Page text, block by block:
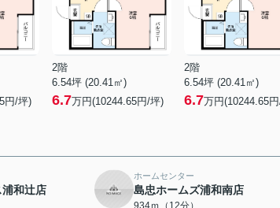
円/坪)
2階
6.54坪 (20.41㎡)
6.7万円(10244.65円/坪)
2階
6.54坪 (20.41㎡)
6.7万円(10244.65
浦和辻店
ホームセンター
島忠ホームズ浦和南店
934ｍ（12分）